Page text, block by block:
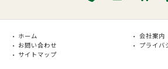
ホーム
会社案内
お問い合わせ
プライバ
サイトマップ